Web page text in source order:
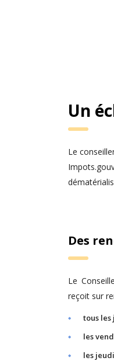
Un
Le
Des
Le
reçoit sur
tous les
les
les